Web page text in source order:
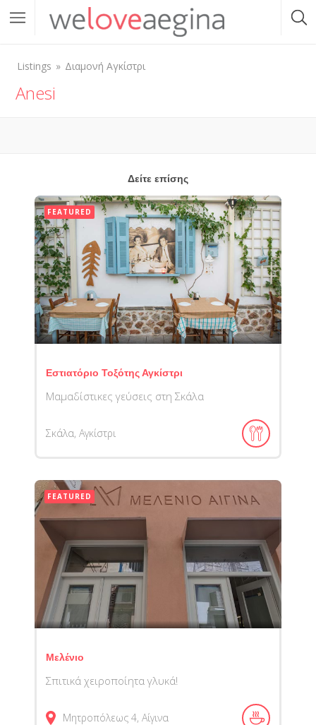
Listings Διαμονή Αγκίστρι
Anesi
Δείτε επίσης
FEATURED
Εστιατόριο Τοξότης Αγκίστρι
Μαμαδίστικες γεύσεις στη Σκάλα
Σκάλα, Αγκίστρι
FEATURED
Μελένιο
Σπιτικά χειροποίητα γλυκά!
Μητροπόλεως 4, Αίγινα